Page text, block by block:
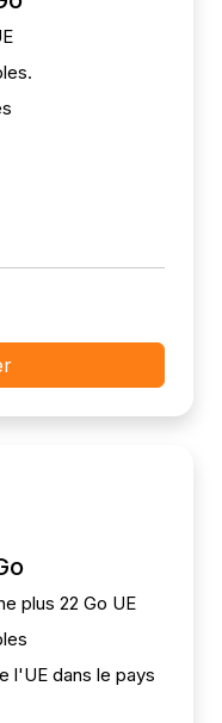
plus 22 Go UE
l'UE dans le pays